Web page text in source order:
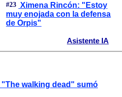
#23 Ximena Rincón: "Estoy
muy enojada con la defensa
de Orpis"
Asistente IA
"The walking dead" sumó